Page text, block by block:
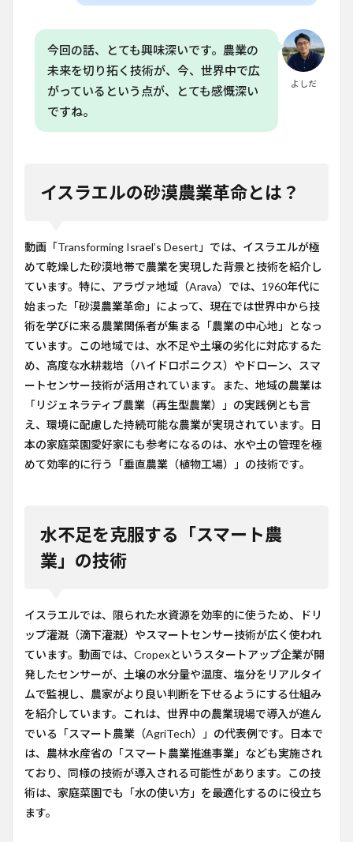
よしだ
今回の話、とても興味深いです。農業の
未来を切り拓く技術が、今、世界中で広
がっているという点が、とても感慨深い
ですね。
イスラエルの砂漠農業革命とは？
動画「Transforming Israel’s Desert」では、イスラエルが極
めて乾燥した砂漠地帯で農業を実現した背景と技術を紹介し
ています。特に、アラヴァ地域（Arava）では、1960年代に
始まった「砂漠農業革命」によって、現在では世界中から技
術を学びに来る農業関係者が集まる「農業の中心地」となっ
ています。この地域では、水不足や土壌の劣化に対応するた
め、高度な水耕栽培（ハイドロポニクス）やドローン、スマ
ートセンサー技術が活用されています。また、地域の農業は
「リジェネラティブ農業（再生型農業）」の実践例とも言
え、環境に配慮した持続可能な農業が実現されています。日
本の家庭菜園愛好家にも参考になるのは、水や土の管理を極
めて効率的に行う「垂直農業（植物工場）」の技術です。
水不足を克服する「スマート農
業」の技術
イスラエルでは、限られた水資源を効率的に使うため、ドリ
ップ灌漑（滴下灌漑）やスマートセンサー技術が広く使われ
ています。動画では、Cropexというスタートアップ企業が開
発したセンサーが、土壌の水分量や温度、塩分をリアルタイ
ムで監視し、農家がより良い判断を下せるようにする仕組み
を紹介しています。これは、世界中の農業現場で導入が進ん
でいる「スマート農業（AgriTech）」の代表例です。日本で
は、農林水産省の「スマート農業推進事業」なども実施され
ており、同様の技術が導入される可能性があります。この技
術は、家庭菜園でも「水の使い方」を最適化するのに役立ち
ます。